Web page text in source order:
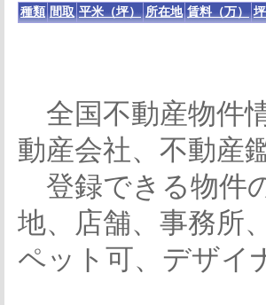
種類 間取 平米（坪） 所在地 賃料（万）
全国不動産物件
動産会社、不動産
登録できる物件
地、店舗、事務所
ペット可、デザイ